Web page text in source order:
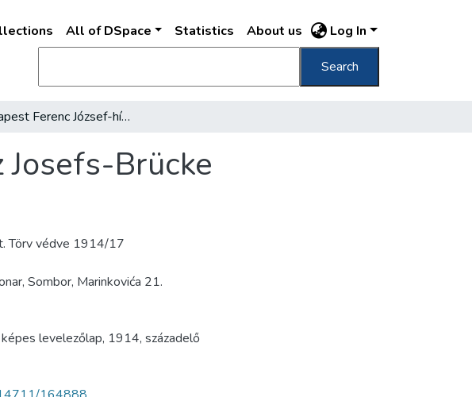
All of DSpace Statistics About us Log In
Search
Budapest Ferenc József-híd = Franz Josefs-Brücke
Josefs-Brücke
Törv védve 1914/17
Sombor, Marinkovića 21.
képes levelezőlap, 1914, századelő